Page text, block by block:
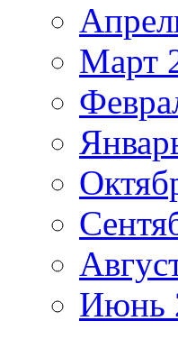
Март
Июнь